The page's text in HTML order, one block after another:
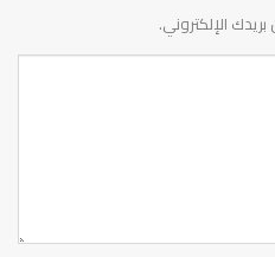
الإلكتروني.